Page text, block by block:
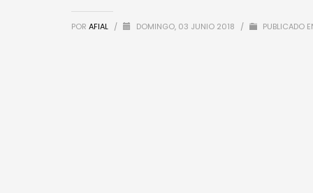
POR AFIAL / DOMINGO, 03 JUNIO 2018 / PUBLICADO